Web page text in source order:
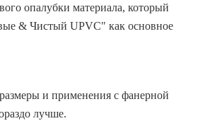
опалубки материала, который
& Чистый UPVC" как основное
и применения с фанерной
лучше.